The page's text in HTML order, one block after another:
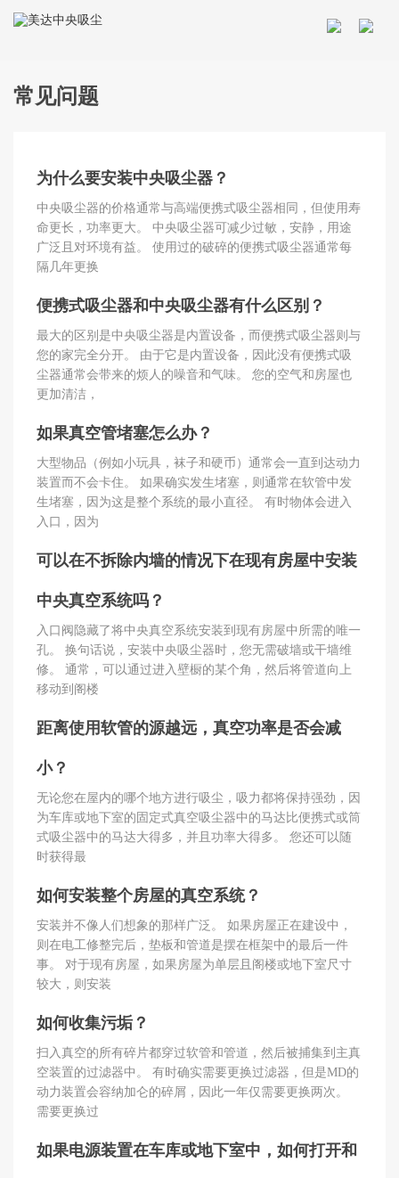
常见问题
为什么要安装中央吸尘器？
中央吸尘器的价格通常与高端便携式吸尘器相同，但使用寿
命更长，功率更大。 中央吸尘器可减少过敏，安静，用途
广泛且对环境有益。 使用过的破碎的便携式吸尘器通常每
隔几年更换
便携式吸尘器和中央吸尘器有什么区别？
最大的区别是中央吸尘器是内置设备，而便携式吸尘器则与
您的家完全分开。 由于它是内置设备，因此没有便携式吸
尘器通常会带来的烦人的噪音和气味。 您的空气和房屋也
更加清洁，
如果真空管堵塞怎么办？
大型物品（例如小玩具，袜子和硬币）通常会一直到达动力
装置而不会卡住。 如果确实发生堵塞，则通常在软管中发
生堵塞，因为这是整个系统的最小直径。 有时物体会进入
入口，因为
可以在不拆除内墙的情况下在现有房屋中安装
中央真空系统吗？
入口阀隐藏了将中央真空系统安装到现有房屋中所需的唯一
孔。 换句话说，安装中央吸尘器时，您无需破墙或干墙维
修。 通常，可以通过进入壁橱的某个角，然后将管道向上
移动到阁楼
距离使用软管的源越远，真空功率是否会减
小？
无论您在屋内的哪个地方进行吸尘，吸力都将保持强劲，因
为车库或地下室的固定式真空吸尘器中的马达比便携式或筒
式吸尘器中的马达大得多，并且功率大得多。 您还可以随
时获得最
如何安装整个房屋的真空系统？
安装并不像人们想象的那样广泛。 如果房屋正在建设中，
则在电工修整完后，垫板和管道是摆在框架中的最后一件
事。 对于现有房屋，如果房屋为单层且阁楼或地下室尺寸
较大，则安装
如何收集污垢？
扫入真空的所有碎片都穿过软管和管道，然后被捕集到主真
空装置的过滤器中。 有时确实需要更换过滤器，但是MD的
动力装置会容纳加仑的碎屑，因此一年仅需要更换两次。
需要更换过
如果电源装置在车库或地下室中，如何打开和